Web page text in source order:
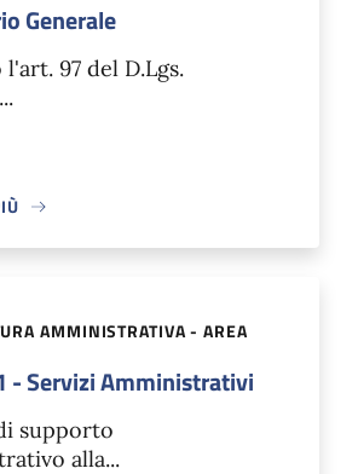
Generale
l'art. 97 del D.Lgs.
AMMINISTRATIVA - AREA
- Servizi Amministrativi
supporto
alla...